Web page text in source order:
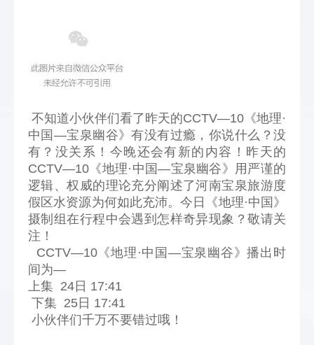
不知道小伙伴们看了昨天的CCTV—10《地理·
中国—宝泉幽谷》有没有过瘾，你说什么？没
有？没关系！今晚还会有新的内容！昨天的
CCTV—10《地理·中国—宝泉幽谷》用严谨的
逻辑、权威的理论充分阐述了河南宝泉旅游度
假区水资源为何如此充沛。今日《地理·中国》
摄制组在行程中会遇到怎样奇异现象？敬请关
注！
CCTV—10《地理·中国—宝泉幽谷》播出时
间为—
上集 24日 17:41
下集 25日 17:41
小伙伴们千万不要错过哦！